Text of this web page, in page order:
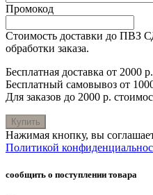
Промокод
Стоимость доставки до ПВЗ
обработки заказа.
Бесплатная доставка от 2000
Бесплатный самовывоз от
Для заказов до 2000 р.
Купить
Нажимая кнопку, вы
Политикой
сообщить о поступлении товара